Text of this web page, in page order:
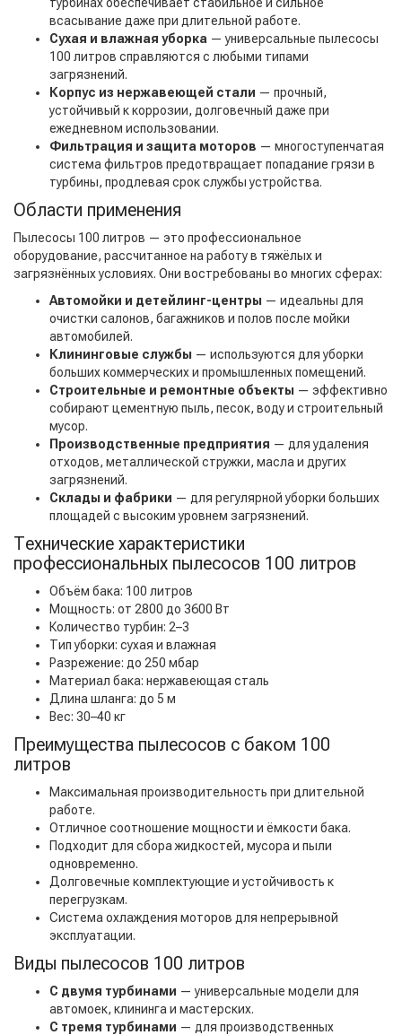
всасывание даже при длительной работе.
Сухая и влажная уборка — универсальные пылесосы
100 литров справляются с любыми типами
загрязнений.
Корпус из нержавеющей стали — прочный,
устойчивый к коррозии, долговечный даже при
ежедневном использовании.
Фильтрация и защита моторов — многоступенчатая
система фильтров предотвращает попадание грязи в
турбины, продлевая срок службы устройства.
Области применения
Пылесосы 100 литров — это профессиональное
оборудование, рассчитанное на работу в тяжёлых и
загрязнённых условиях. Они востребованы во многих сферах:
Автомойки и детейлинг-центры — идеальны для
очистки салонов, багажников и полов после мойки
автомобилей.
Клининговые службы — используются для уборки
больших коммерческих и промышленных помещений.
Строительные и ремонтные объекты — эффективно
собирают цементную пыль, песок, воду и строительный
мусор.
Производственные предприятия — для удаления
отходов, металлической стружки, масла и других
загрязнений.
Склады и фабрики — для регулярной уборки больших
площадей с высоким уровнем загрязнений.
Технические характеристики
профессиональных пылесосов 100 литров
Объём бака: 100 литров
Мощность: от 2800 до 3600 Вт
Количество турбин: 2–3
Тип уборки: сухая и влажная
Разрежение: до 250 мбар
Материал бака: нержавеющая сталь
Длина шланга: до 5 м
Вес: 30–40 кг
Преимущества пылесосов с баком 100
литров
Максимальная производительность при длительной
работе.
Отличное соотношение мощности и ёмкости бака.
Подходит для сбора жидкостей, мусора и пыли
одновременно.
Долговечные комплектующие и устойчивость к
перегрузкам.
Система охлаждения моторов для непрерывной
эксплуатации.
Виды пылесосов 100 литров
С двумя турбинами — универсальные модели для
автомоек, клининга и мастерских.
С тремя турбинами — для производственных